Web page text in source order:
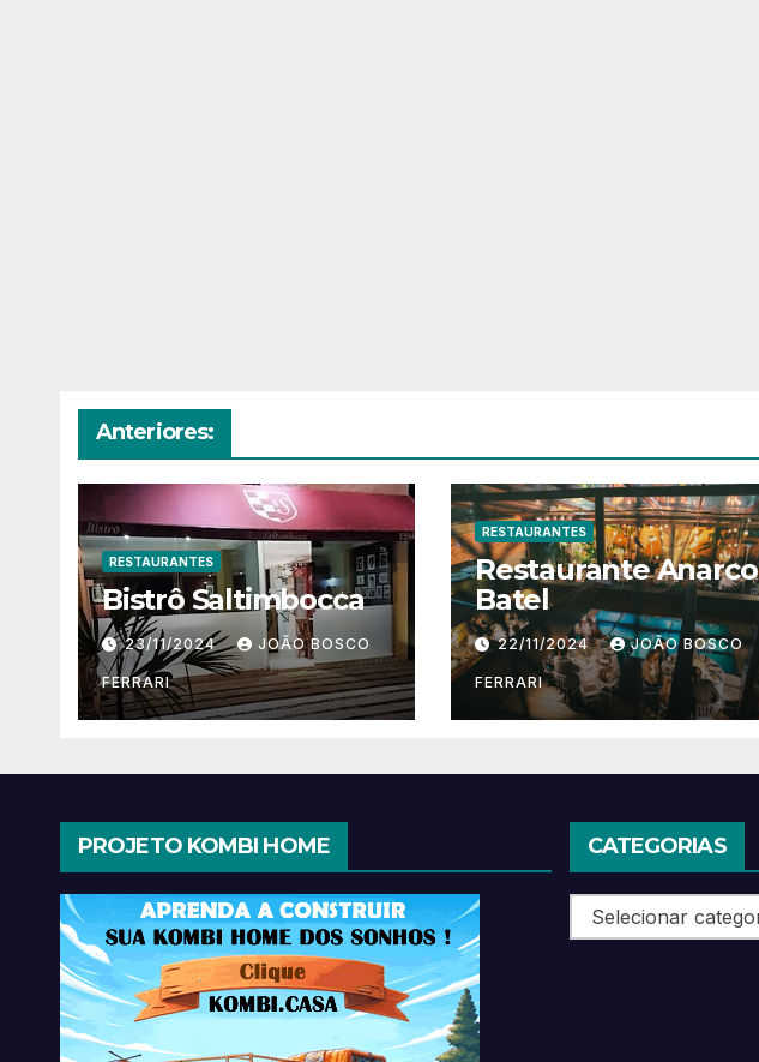
Anteriores:
RESTAURANTES
Bistrô Saltimbocca
23/11/2024 JOÃO BOSCO
FERRARI
RESTAURANTES
Restaurante Anarco
Batel
22/11/2024 JOÃO BOSCO
FERRARI
PROJETO KOMBI HOME CATEGORIAS
Categorias